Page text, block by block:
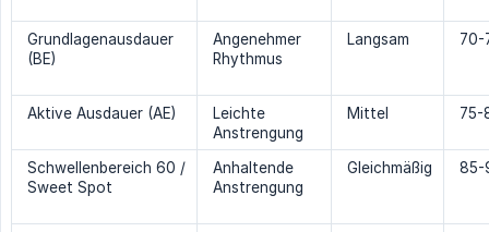
Grundlagenausdauer
(BE)
Angenehmer
Rhythmus
Langsam 70-
Aktive Ausdauer (AE)
Leichte
Anstrengung
Mittel 75-
Schwellenbereich 60 /
Sweet Spot
Anhaltende
Anstrengung
Gleichmäßig 85-